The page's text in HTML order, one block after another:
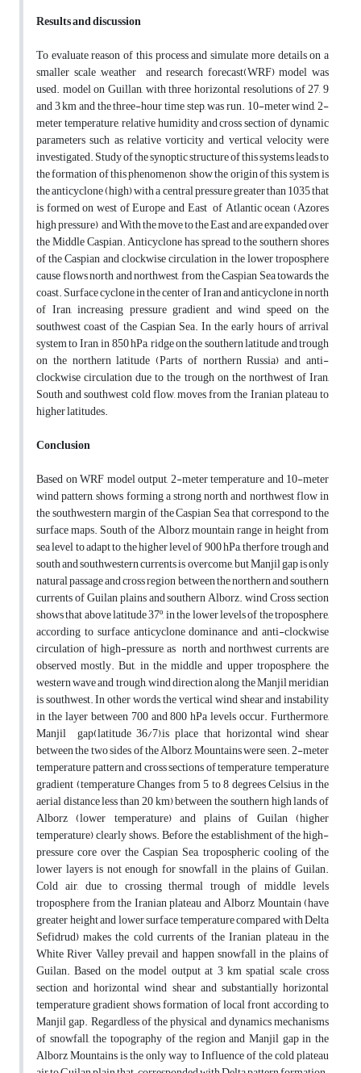
Results and discussion
To evaluate reason of this process and simulate more details on a
smaller scale ,weather and research forecast(WRF) model was
used. model on Guillan, with three horizontal resolutions of 27, 9
and 3 km and the three-hour time step, was run. 10-meter wind, 2-
meter temperature, relative humidity and cross section of dynamic
parameters such as relative vorticity and vertical velocity were
investigated. Study of the synoptic structure of this systems leads to
the formation of this phenomenon, show the origin of this system is
the anticyclone (high) with a central pressure greater than 1035 that
is formed on west of Europe and East of Atlantic ocean (Azores
high pressure) and With the move to the East and are expanded over
the Middle Caspian. Anticyclone has spread to the southern shores
of the Caspian and clockwise circulation in the lower troposphere
cause flows north and northwest, from the Caspian Sea towards the
coast. Surface cyclone in the center of Iran and anticyclone in north
of Iran, increasing pressure gradient and wind speed on the
southwest coast of the Caspian Sea. In the early hours of arrival
system to Iran, in 850 hPa, ridge on the southern latitude and trough
on the northern latitude (Parts of northern Russia) and anti-
clockwise circulation due to the trough on the northwest of Iran,
South and southwest cold flow, moves from the Iranian plateau to
higher latitudes.
Conclusion
Based on WRF model output, 2-meter temperature and 10-meter
wind pattern, shows forming a strong north and northwest flow in
the southwestern margin of the Caspian Sea that correspond to the
surface maps. South of the Alborz mountain range in height from
sea level to adapt to the higher level of 900 hPa, therfore trough and
south and southwestern currents is overcome, but Manjil gap is only
natural passage and cross region between the northern and southern
currents of Guilan plains and southern Alborz. wind Cross section
shows that above latitude 37º, in the lower levels of the troposphere,
according to surface anticyclone dominance and anti-clockwise
circulation of high-pressure, as north and northwest currents are
observed mostly. But, in the middle and upper troposphere, the
western wave and trough, wind direction along the Manjil meridian
is southwest. In other words, the vertical wind shear and instability
in the layer between 700 and 800 hPa levels occur. Furthermore,
Manjil gap(latitude 36/7),is place that horizontal wind shear
between the two sides of the Alborz Mountains were seen. 2-meter
temperature pattern and cross sections of temperature, temperature
gradient (temperature Changes from 5 to 8 degrees Celsius in the
aerial distance less than 20 km) between the southern high lands of
Alborz (lower temperature) and plains of Guilan (higher
temperature) clearly shows. Before the establishment of the high-
pressure core over the Caspian Sea, tropospheric cooling of the
lower layers is not enough for snowfall in the plains of Guilan.
Cold air, due to crossing thermal trough of middle levels
troposphere from the Iranian plateau and Alborz Mountain (have
greater height and lower surface temperature compared with Delta
Sefidrud) makes the cold currents of the Iranian plateau in the
White River Valley prevail and happen snowfall in the plains of
Guilan. Based on the model output at 3 km spatial scale, cross
section and horizontal wind shear and substantially horizontal
temperature gradient shows formation of local front according to
Manjil gap. Regardless of the physical and dynamics mechanisms
of snowfall, the topography of the region and Manjil gap in the
Alborz Mountains is the only way to Influence of the cold plateau